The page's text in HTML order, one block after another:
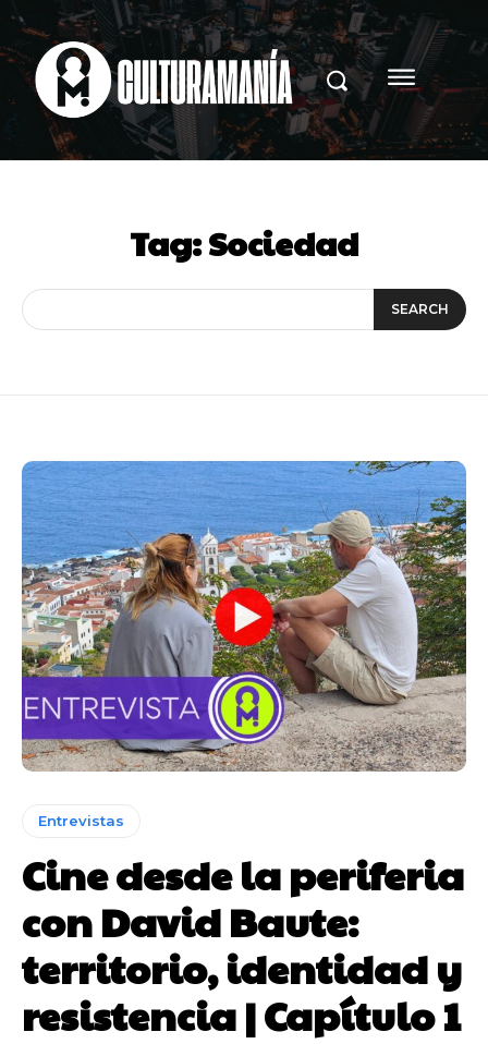
Tag:Sociedad
SEARCH
Entrevistas
Cine desde la periferia
con David Baute:
territorio, identidad y
resistencia | Capítulo 1